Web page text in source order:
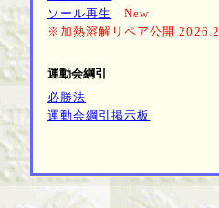
ソール再生
New
※加熱溶解リペア公開 2026.2
運動会綱引
必勝法
運動会綱引掲示板